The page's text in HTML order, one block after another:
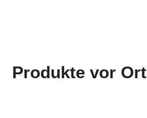
Produkte vor Ort